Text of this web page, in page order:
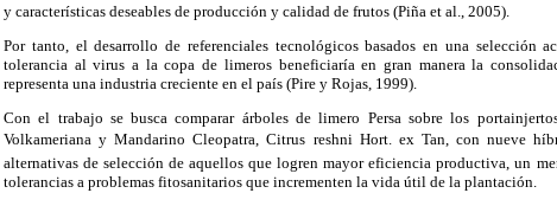
y características deseables de producción y calidad de frutos (Piña et al., 2005).
Por tanto, el desarrollo de referenciales tecnológicos basados en una selección
tolerancia al virus a la copa de limeros beneficiaría en gran manera la
representa una industria creciente en el país (Pire y Rojas, 1999).
Con el trabajo se busca comparar árboles de limero Persa sobre los
Volkameriana y Mandarino Cleopatra, Citrus reshni Hort. ex Tan, con nueve
alternativas de selección de aquellos que logren mayor eficiencia productiva, un
tolerancias a problemas fitosanitarios que incrementen la vida útil de la plantación.